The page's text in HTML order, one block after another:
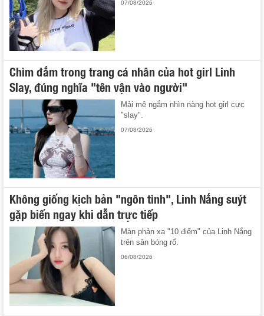
07/08/2026
Chìm đắm trong trang cá nhân của hot girl Linh
Slay, đúng nghĩa "tên vận vào người"
Mải mê ngắm nhìn nàng hot girl cực
"slay".
07/08/2026
Không giống kịch bản "ngôn tình", Linh Nắng suýt
gặp biến ngay khi dẫn trực tiếp
Màn phản xạ "10 điểm" của Linh Nắng
trên sân bóng rổ.
06/08/2026